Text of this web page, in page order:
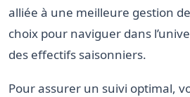
alliée à une meilleure gestion
choix pour naviguer dans
des effectifs saisonniers.
Pour assurer un suivi optimal,